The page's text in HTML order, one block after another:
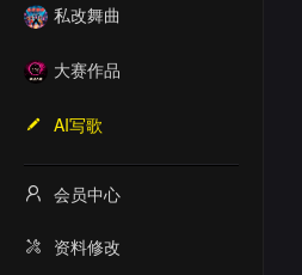
私改舞曲
大赛作品
AI写歌
会员中心
资料修改